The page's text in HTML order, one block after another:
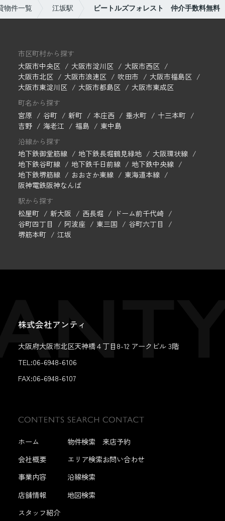
物件一覧 江坂駅 ビートルズフォレスト 仲介手数料無料
市区町村から探す
大阪市中央区
大阪市淀川区
大阪市西区
大阪市北区
大阪市浪速区 吹田市
大阪市福島区
大阪市東淀川区
大阪市都島区
大阪市東成区
町名から探す
宮原
谷町 新町 本庄西 垂水町
十三本町
吉野
海老江 福島
東中島
沿線から探す
地下鉄御堂筋線
地下鉄長堀鶴見緑地
大阪環状線
地下鉄谷町線
地下鉄千日前線
地下鉄中央線
地下鉄堺筋線
おおさか東線
東海道本線
阪神電鉄阪神なんば
駅から探す
松屋町
新大阪 西長堀
ドーム前千代崎
谷町四丁目
阿波座 東三国
谷町六丁目
堺筋本町
江坂
株式会社アンティ
大阪府大阪市北区天神橋４丁目8-12 アークビル 3階
TEL:06-6948-6106
FAX:06-6948-6107
ホーム
会社概要
事業内容
店舗情報
スタッフ紹介
物件検索
エリア検索
沿線検索
地図検索
来店予約
お問い合わせ